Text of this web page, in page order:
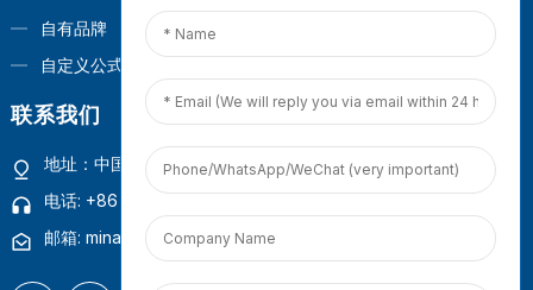
自有品牌
自定义公式
联系我们
地址：中国福建省厦门市观音山商业营运中心1号楼4楼
电话: +86 18965423693
邮箱: mina.cao@foxmail.com